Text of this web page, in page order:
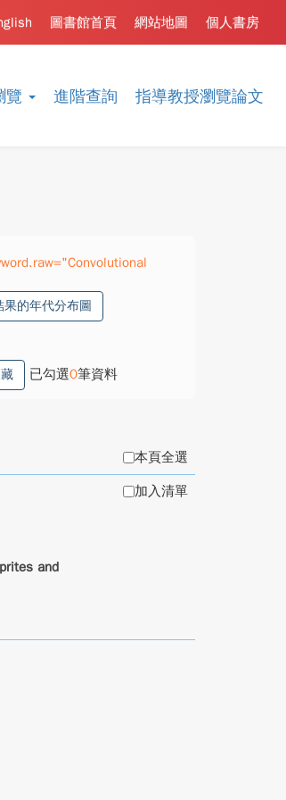
覽 進階查詢 指導教授瀏覽論文
個人書房
網站地圖
圖書館首頁
果的年代分布圖
已勾選0筆資料
本頁全選
and
加入清單